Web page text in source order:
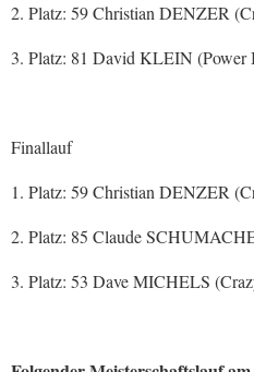
2. Platz: 59 Christian DENZER
3. Platz: 81 David KLEIN (Power
Finallauf
1. Platz: 59 Christian DENZER
2. Platz: 85 Claude
3. Platz: 53 Dave MICHELS